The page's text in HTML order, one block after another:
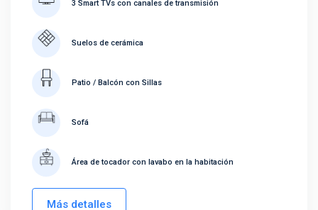
3 Smart TVs con canales de transmisión
Suelos de cerámica
Patio / Balcón con Sillas
Sofá
Área de tocador con lavabo en la habitación
Más detalles